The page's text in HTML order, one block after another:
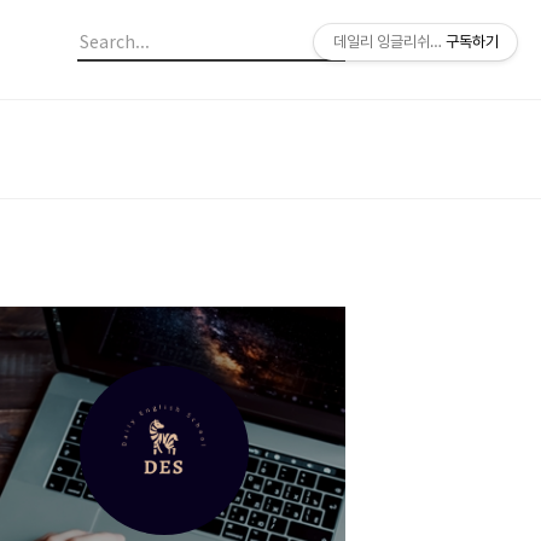
데일리 잉글리쉬 스쿨구독하기